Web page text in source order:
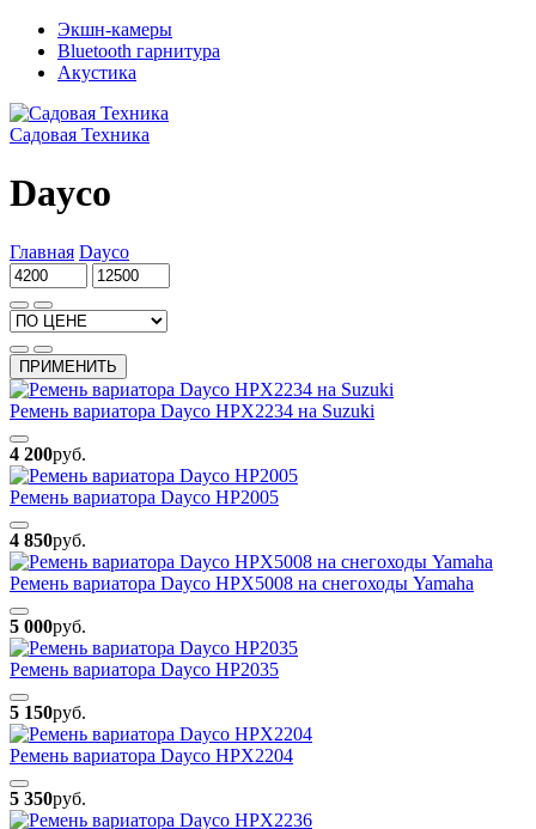
Экшн-камеры
Bluetooth гарнитура
Акустика
Садовая Техника
Dayco
Главная Dayco
ПРИМЕНИТЬ
Ремень вариатора Dayco HPX2234 на Suzuki
4 200руб.
Ремень вариатора Dayco HP2005
4 850руб.
Ремень вариатора Dayco HPX5008 на снегоходы Yamaha
5 000руб.
Ремень вариатора Dayco HP2035
5 150руб.
Ремень вариатора Dayco HPX2204
5 350руб.